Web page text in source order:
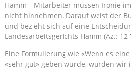
Hamm – Mitarbeiter müssen Ironie
nicht hinnehmen. Darauf weist der
und bezieht sich auf eine
Landesarbeitsgerichts Hamm (Az.: 12
Eine Formulierung wie «Wenn es
«sehr gut» geben würde, würden wir